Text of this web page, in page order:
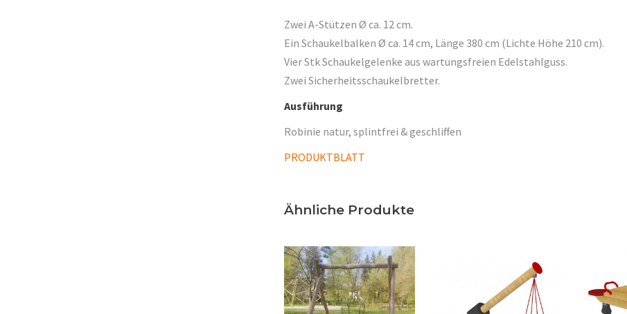
Zwei A-Stützen Ø ca. 12 cm.
Ein Schaukelbalken Ø ca. 14 cm, Länge 380 cm (Lichte Höhe 210 cm).
Vier Stk Schaukelgelenke aus wartungsfreien Edelstahlguss.
Zwei Sicherheitsschaukelbretter.
Ausführung
Robinie natur, splintfrei & geschliffen
PRODUKTBLATT
Ähnliche Produkte